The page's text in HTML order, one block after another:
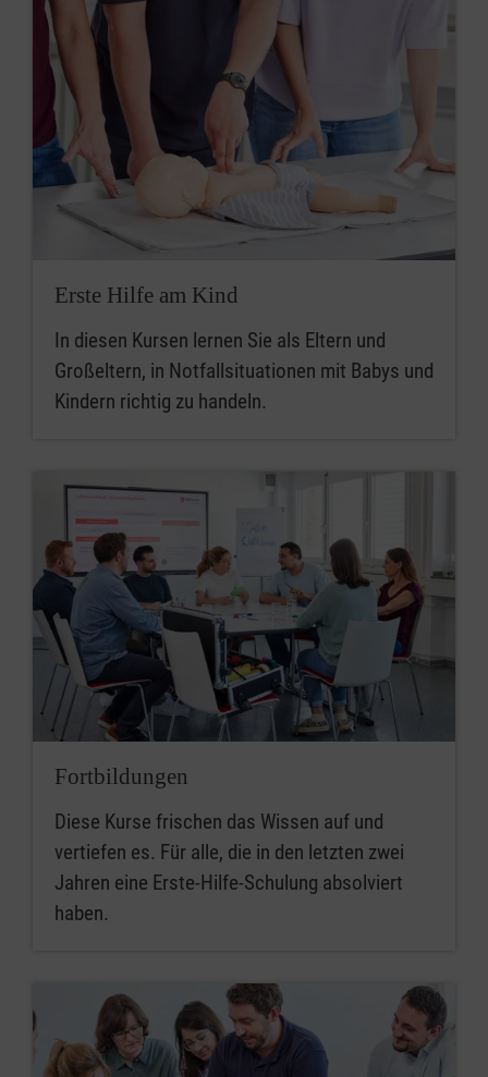
Erste Hilfe am Kind
In diesen Kursen lernen Sie als Eltern und
Großeltern, in Notfallsituationen mit Babys und
Kindern richtig zu handeln.
Fortbildungen
Diese Kurse frischen das Wissen auf und
vertiefen es. Für alle, die in den letzten zwei
Jahren eine Erste-Hilfe-Schulung absolviert
haben.